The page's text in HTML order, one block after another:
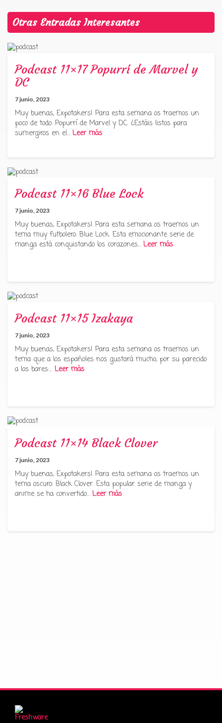
Otras Entradas Interesantes
Podcast 11×17 Popurrí de Marvel y
DC
7 junio, 2023
Muy buenas, Expotakers! Para esta semana os traemos un
poco de todo: Popurrí de Marvel y DC. ¿Estáis listos para
sumergiros en el… Leer más
Podcast 11×16 Blue Lock
7 junio, 2023
Muy buenas, Expotakers! Para esta semana os traemos un
tema muy futbolero: Blue Lock. Esta emocionante serie de
manga está conquistando los corazones… Leer más
Podcast 11×15 Izakaya
7 junio, 2023
Muy buenas, Expotakers! Para esta semana os traemos un
tema que a los españoles nos gustará mucho, por su parecido
a los bares:… Leer más
Podcast 11×14 Black Clover
7 junio, 2023
Muy buenas, Expotakers! Para esta semana os traemos un
tema oscuro: Black Clover. Esta popular serie de manga y
anime se ha convertido… Leer más